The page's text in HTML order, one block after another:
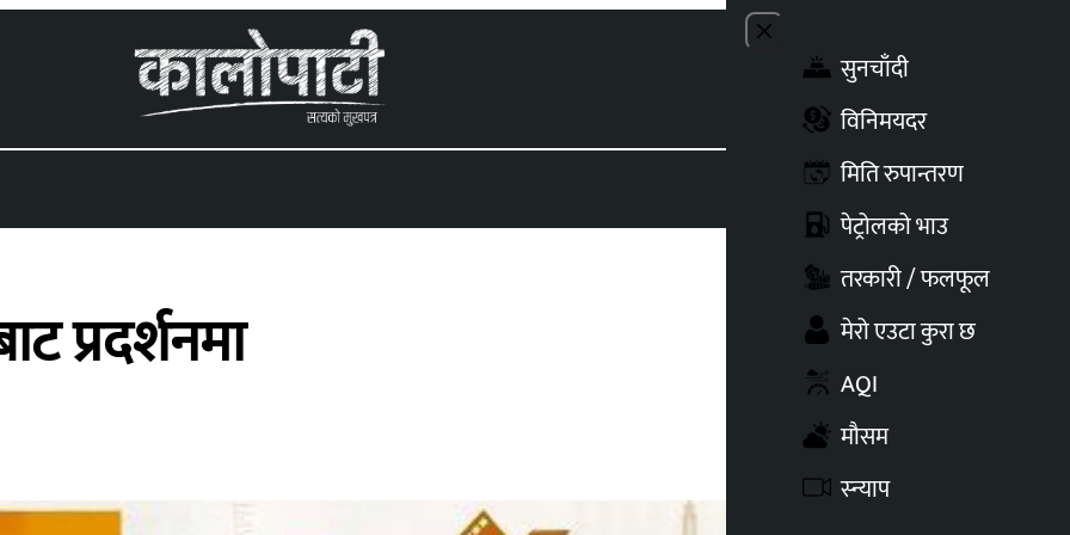
Close menu
सुनचाँदी
विनिमयदर
मिति रुपान्तरण
पेट्रोलको भाउ
तरकारी / फलफूल
मेरो एउटा कुरा छ
AQI
मौसम
स्न्याप
प्रदर्शनमा